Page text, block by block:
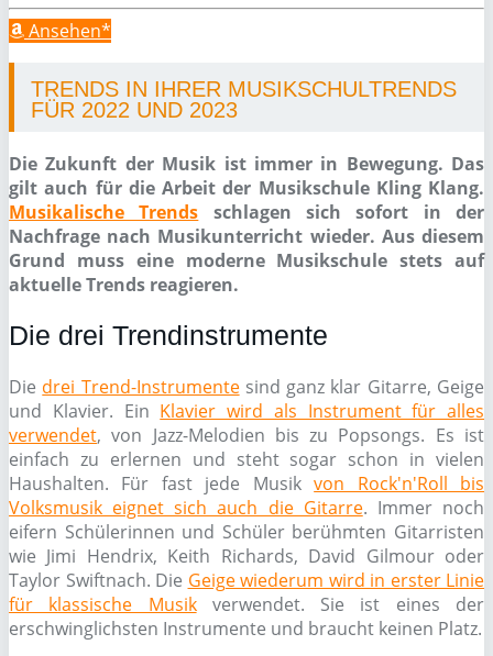
Ansehen*
TRENDS IN IHRER MUSIKSCHULTRENDS
FÜR 2022 UND 2023
Die Zukunft der Musik ist immer in Bewegung. Das
gilt auch für die Arbeit der Musikschule Kling Klang.
Musikalische Trends schlagen sich sofort in der
Nachfrage nach Musikunterricht wieder. Aus diesem
Grund muss eine moderne Musikschule stets auf
aktuelle Trends reagieren.
Die drei Trendinstrumente
Die drei Trend-Instrumentesind ganz klar Gitarre, Geige
und Klavier. Ein Klavier wird als Instrument für alles
verwendet, von Jazz-Melodien bis zu Popsongs. Es ist
einfach zu erlernen und steht sogar schon in vielen
Haushalten. Für fast jede Musikvon Rock'n'Roll bis
Volksmusik eignet sich auch die Gitarre. Immer noch
eifern Schülerinnen und Schüler berühmten Gitarristen
wie Jimi Hendrix, Keith Richards, David Gilmour oder
Taylor Swiftnach. Die Geige wiederum wird in erster Linie
für klassische Musikverwendet. Sie ist eines der
erschwinglichsten Instrumente und braucht keinen Platz.